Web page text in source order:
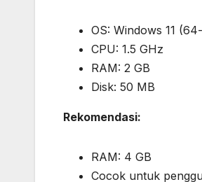
OS: Windows 11
CPU: 1.5 GHz
RAM: 2 GB
Disk: 50 MB
Rekomendasi:
RAM: 4 GB
Cocok untuk